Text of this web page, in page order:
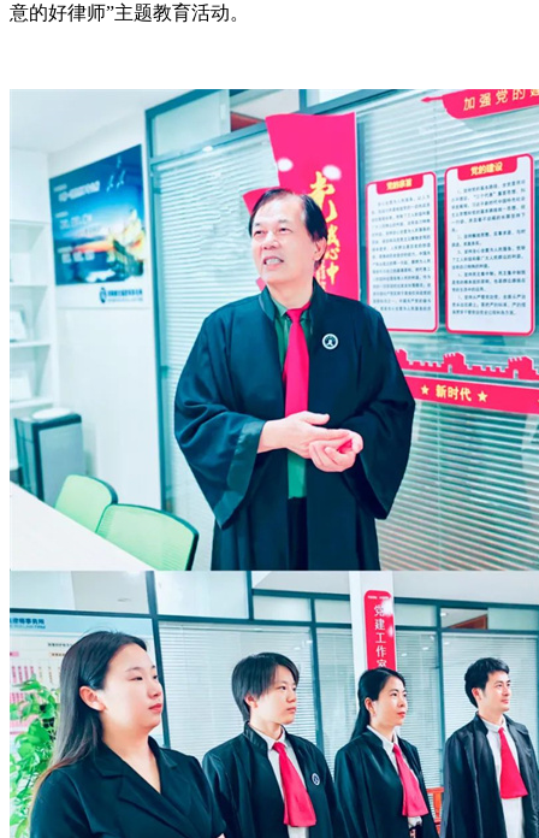
意的好律师”主题教育活动。